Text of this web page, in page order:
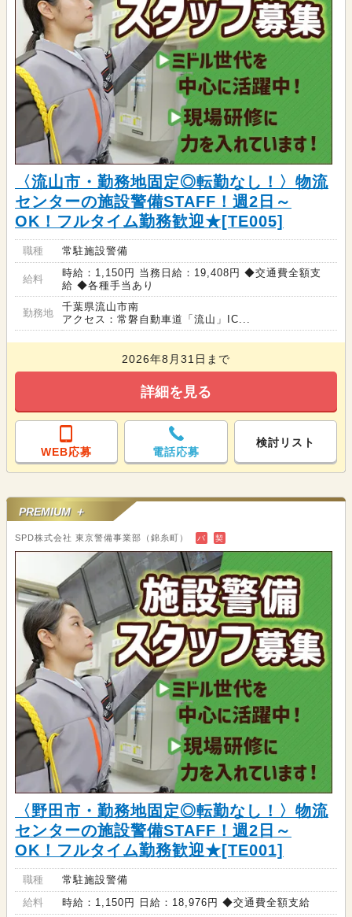
〈流山市・勤務地固定◎転勤なし！〉物流
センターの施設警備STAFF！週2日～
OK！フルタイム勤務歓迎★[TE005]
職種 常駐施設警備
給料
時給：1,150円 当務日給：19,408円 ◆交通費全額支
給 ◆各種手当あり
勤務地
千葉県流山市南
アクセス：常磐自動車道「流山」IC...
2026年8月31日まで
詳細を見る
WEB応募 電話応募
検討リスト
PREMIUM ＋
SPD株式会社 東京警備事業部（錦糸町） バ 契
〈野田市・勤務地固定◎転勤なし！〉物流
センターの施設警備STAFF！週2日～
OK！フルタイム勤務歓迎★[TE001]
職種
常駐施設警備
給料
時給：1,150円 日給：18,976円 ◆交通費全額支給